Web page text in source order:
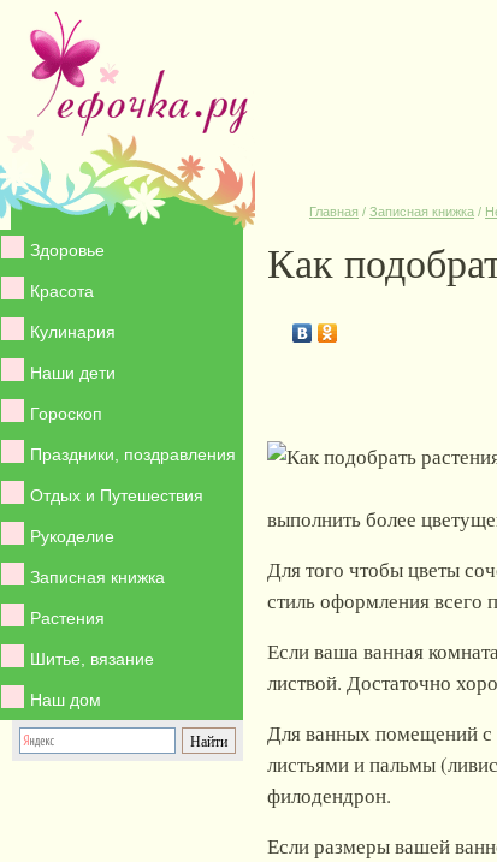
Здоровье
Красота
Кулинария
Наши дети
Гороскоп
Праздники, поздравления
Отдых и Путешествия
Рукоделие
Записная книжка
Растения
Шитье, вязание
Наш дом
Главная / Записная книжка /
Как
выполнить более
Для того чтобы цветы
стиль оформления всего
Если ваша ванная
листвой. Достаточно
Для ванных помещений с
листьями и пальмы
филодендрон.
Если размеры вашей